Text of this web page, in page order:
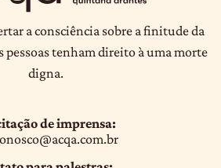
a consciência sobre a finitude da
pessoas tenham direito à uma morte
digna.
de imprensa: